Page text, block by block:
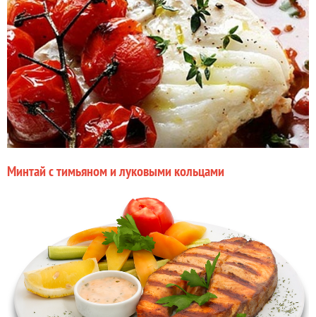
Минтай с тимьяном и луковыми кольцами